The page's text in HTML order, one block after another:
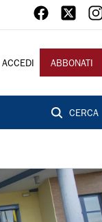
ACCEDI ABBONATI
CERCA